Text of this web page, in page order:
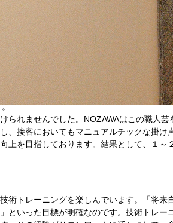
でこれまでやって参りました。当ホーム
追求し挑戦し続けております。
。
られませんでした。NOZAWAはこの職人
、接客においてもマニュアルチックな掛け
上を目指しております。結果として、１
術トレーニングを楽しんでいます。「将
といった目標が明確なのです。技術トレー